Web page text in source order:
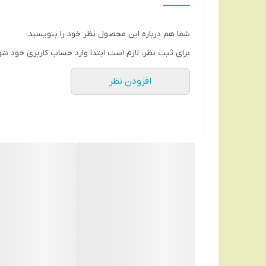
شما هم درباره این محصول نظر خود را بنویسید.
برای ثبت نظر، لازم است ابتدا وارد حساب کاربری خود
افزودن نظر